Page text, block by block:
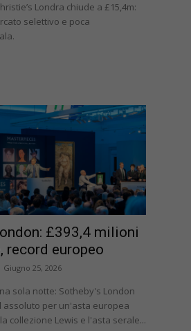
Londra chiude a £15,4m:
selettivo e poca
£393,4 milioni
record europeo
Giugno 25, 2026
sola notte: Sotheby's London
assoluto per un'asta europea
collezione Lewis e l'asta serale...